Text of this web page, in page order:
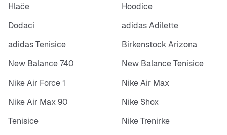
Hlače
Hoodice
Dodaci
adidas Adilette
adidas Tenisice
Birkenstock Arizona
New Balance 740
New Balance Tenisice
Nike Air Force 1
Nike Air Max
Nike Air Max 90
Nike Shox
Tenisice
Nike Trenirke